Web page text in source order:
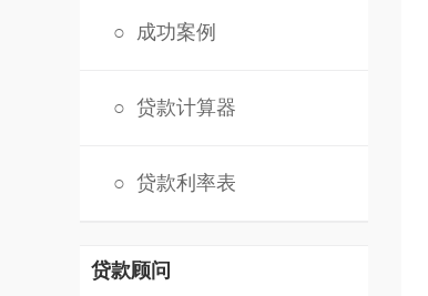
○ 成功案例
○ 贷款计算器
○ 贷款利率表
贷款顾问